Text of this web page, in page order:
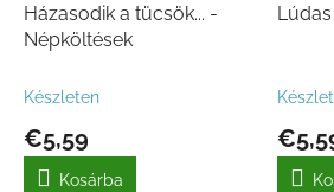
Házasodik a tücsök... -
Népköltések
Készleten
€5,59
Kosárba